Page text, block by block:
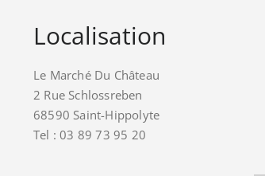
Localisation
Le Marché Du Château
2 Rue Schlossreben
68590 Saint-Hippolyte
Tel : 03 89 73 95 20